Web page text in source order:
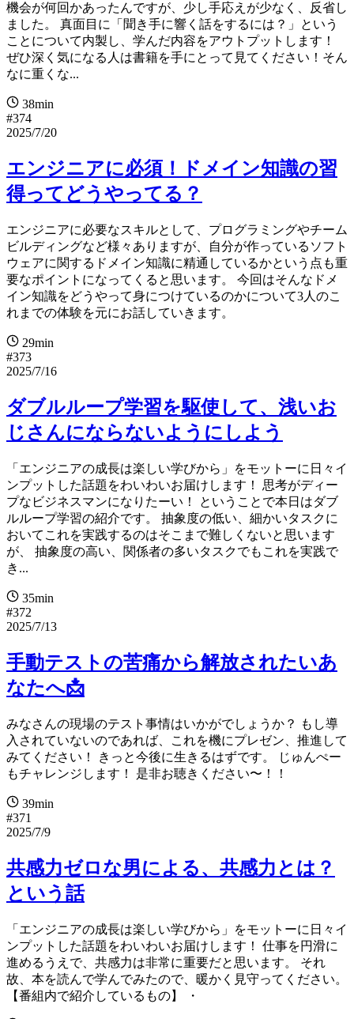
機会が何回かあったんですが、少し手応えが少なく、反省し
ました。 真面目に「聞き手に響く話をするには？」という
ことについて内製し、学んだ内容をアウトプットします！
ぜひ深く気になる人は書籍を手にとって見てください！そん
なに重くな...
38min
#374
2025/7/20
エンジニアに必須！ドメイン知識の習
得ってどうやってる？
エンジニアに必要なスキルとして、プログラミングやチーム
ビルディングなど様々ありますが、自分が作っているソフト
ウェアに関するドメイン知識に精通しているかという点も重
要なポイントになってくると思います。 今回はそんなドメ
イン知識をどうやって身につけているのかについて3人のこ
れまでの体験を元にお話していきます。
29min
#373
2025/7/16
ダブルループ学習を駆使して、浅いお
じさんにならないようにしよう
「エンジニアの成長は楽しい学びから」をモットーに日々イ
ンプットした話題をわいわいお届けします！ 思考がディー
プなビジネスマンになりたーい！ ということで本日はダブ
ルループ学習の紹介です。 抽象度の低い、細かいタスクに
おいてこれを実践するのはそこまで難しくないと思います
が、 抽象度の高い、関係者の多いタスクでもこれを実践で
き...
35min
#372
2025/7/13
手動テストの苦痛から解放されたいあ
なたへ📩
みなさんの現場のテスト事情はいかがでしょうか？ もし導
入されていないのであれば、これを機にプレゼン、推進して
みてください！ きっと今後に生きるはずです。 じゅんぺー
もチャレンジします！ 是非お聴きください〜！！
39min
#371
2025/7/9
共感力ゼロな男による、共感力とは？
という話
「エンジニアの成長は楽しい学びから」をモットーに日々イ
ンプットした話題をわいわいお届けします！ 仕事を円滑に
進めるうえで、共感力は非常に重要だと思います。 それ
故、本を読んで学んでみたので、暖かく見守ってください。
【番組内で紹介しているもの】 ・